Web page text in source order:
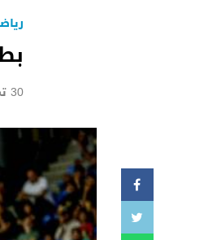
30 تموز 2025 الساعة 00:00